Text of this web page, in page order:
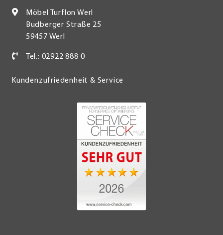
Möbel Turflon Werl
Budberger Straße 25
59457 Werl
Tel.: 02922 888 0
Kundenzufriedenheit & Service